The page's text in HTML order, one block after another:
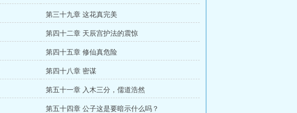
第三十九章 这花真完美
第四十二章 天辰宫护法的震惊
第四十五章 修仙真危险
第四十八章 密谋
第五十一章 入木三分，儒道浩然
第五十四章 公子这是要暗示什么吗？